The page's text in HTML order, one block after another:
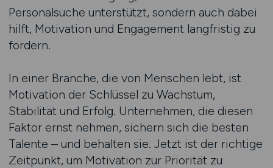
Personalsuche unterstützt, sondern auch dabei
hilft, Motivation und Engagement langfristig zu
fördern.
In einer Branche, die von Menschen lebt, ist
Motivation der Schlüssel zu Wachstum,
Stabilität und Erfolg. Unternehmen, die diesen
Faktor ernst nehmen, sichern sich die besten
Talente – und behalten sie. Jetzt ist der richtige
Zeitpunkt, um Motivation zur Priorität zu